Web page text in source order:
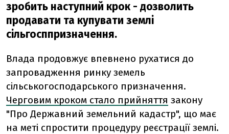
зробить наступний крок - дозволить
продавати та купувати землі
сільгосппризначення.
Влада продовжує впевнено рухатися до
запровадження ринку земель
сільськогосподарського призначення.
Черговим кроком стало прийняття закону
"Про Державний земельний кадастр", що має
на меті спростити процедуру реєстрації землі.